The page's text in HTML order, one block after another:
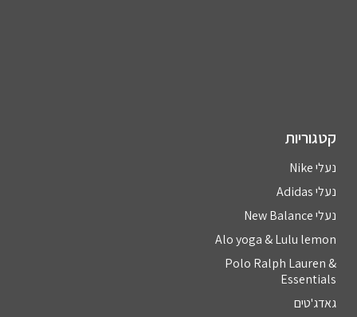
קטגוריות
נעלי Nike
נעלי Adidas
נעלי New Balance
Alo yoga & Lulu lemon
Polo Ralph Lauren &
Essentials
גאדג'טים